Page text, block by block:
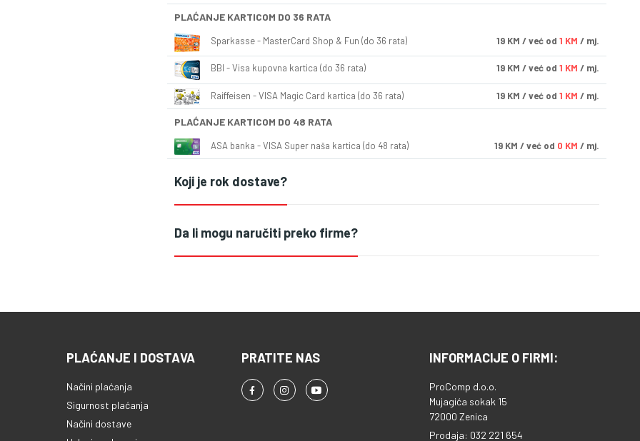
PLAĆANJE KARTICOM DO 36 RATA
Sparkasse - MasterCard Shop & Fun (do 36 rata) 19 KM / već od 1 KM / mj.
BBI - Visa kupovna kartica (do 36 rata) 19 KM / već od 1 KM / mj.
Raiffeisen - VISA Magic Card kartica (do 36 rata) 19 KM / već od 1 KM / mj.
PLAĆANJE KARTICOM DO 48 RATA
ASA banka - VISA Super naša kartica (do 48 rata) 19 KM / već od 0 KM / mj.
Koji je rok dostave?
Da li mogu naručiti preko firme?
PLAĆANJE I DOSTAVA
Načini plaćanja
Sigurnost plaćanja
Načini dostave
PRATITE NAS INFORMACIJE O FIRMI:
ProComp d.o.o.
Mujagića sokak 15
72000 Zenica
Prodaja: 032 221 654